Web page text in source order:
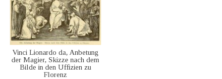
Vinci Lionardo da, Anbetung
der Magier, Skizze nach dem
Bilde in den Uffizien zu
Florenz